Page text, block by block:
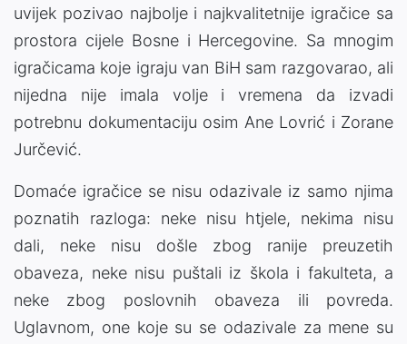
uvijek pozivao najbolje i najkvalitetnije igračice sa
prostora cijele Bosne i Hercegovine. Sa mnogim
igračicama koje igraju van BiH sam razgovarao, ali
nijedna nije imala volje i vremena da izvadi
potrebnu dokumentaciju osim Ane Lovrić i Zorane
Jurčević.
Domaće igračice se nisu odazivale iz samo njima
poznatih razloga: neke nisu htjele, nekima nisu
dali, neke nisu došle zbog ranije preuzetih
obaveza, neke nisu puštali iz škola i fakulteta, a
neke zbog poslovnih obaveza ili povreda.
Uglavnom, one koje su se odazivale za mene su